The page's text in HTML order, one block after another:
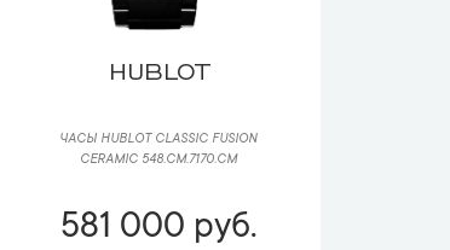
HUBLOT
ЧАСЫ HUBLOT CLASSIC FUSION
CERAMIC 548.CM.7170.CM
581 000 руб.